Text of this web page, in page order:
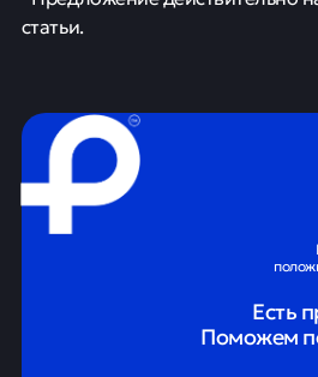
Программа «Льготная ипотека
Программа «Господдержка»
Программа «Ипотека с
Банка
*Предложение действительно